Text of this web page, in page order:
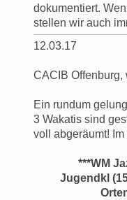
dokumentiert.
stellen wir auch
12.03.17
CACIB Offenburg,
Ein rundum
3 Wakatis sind
voll abgeräumt!
***WM
Jugendkl